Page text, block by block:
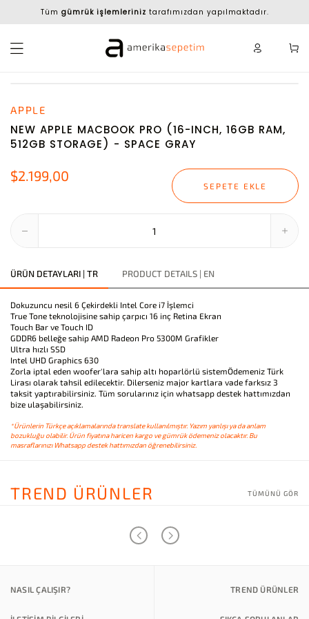
Tüm gümrük işlemleriniz tarafımızdan yapılmaktadır.
APPLE
NEW APPLE MACBOOK PRO (16-INCH, 16GB RAM,
512GB STORAGE) - SPACE GRAY
$2.199,00
SEPETE EKLE
ÜRÜN DETAYLARI | TR PRODUCT DETAILS | EN
Dokuzuncu nesil 6 Çekirdekli Intel Core i7 İşlemci
True Tone teknolojisine sahip çarpıcı 16 inç Retina Ekran
Touch Bar ve Touch ID
GDDR6 belleğe sahip AMD Radeon Pro 5300M Grafikler
Ultra hızlı SSD
Intel UHD Graphics 630
Zorla iptal eden woofer'lara sahip altı hoparlörlü sistemÖdemeniz Türk
Lirası olarak tahsil edilecektir. Dilerseniz major kartlara vade farksız 3
taksit yaptırabilirsiniz. Tüm sorularınız için whatsapp destek hattımızdan
bize ulaşabilirsiniz.
*Ürünlerin Türkçe açıklamalarında translate kullanılmıştır. Yazım yanlışı ya da anlam
bozukluğu olabilir. Ürün fiyatına haricen kargo ve gümrük ödemeniz olacaktır. Bu
masraflarınızı Whatsapp destek hattımızdan öğrenebilirsiniz.
TREND ÜRÜNLER TÜMÜNÜ GÖR
NASIL ÇALIŞIR? TREND ÜRÜNLER